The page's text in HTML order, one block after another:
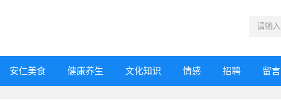
安仁美食 健康养生 文化知识 情感 招聘 留言